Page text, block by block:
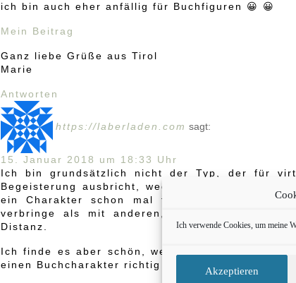
Ich verwende Cookies, um meine
Akzeptieren
ich bin auch eher anfällig für Buchfiguren 😀 😀
Mein Beitrag
Ganz liebe Grüße aus Tirol
Marie
Antworten
https://laberladen.com sagt:
15. Januar 2018 um 18:33 Uhr
Ich bin grundsätzlich nicht der Typ, der für
Begeisterung ausbricht, weder bei Büchern
ein Charakter schon mal faszinieren kann
verbringe als mit anderen, geht es nicht so
Distanz.
Ich finde es aber schön, wenn man sich so in
einen Buchcharakter richtig ins Schwärmen kommt.